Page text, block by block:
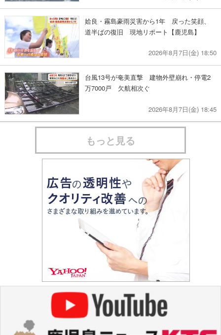
姶良・霧島豪雨災害から1年 戻った笑顔、
道半ばの復旧 現地リポート【鹿児島】
2026年8月7日(金) 18:50
台風13号が奄美直撃 建物外壁崩れ・停電2
万7000戸 欠航相次ぐ
2026年8月7日(金) 18:45
もっと見る